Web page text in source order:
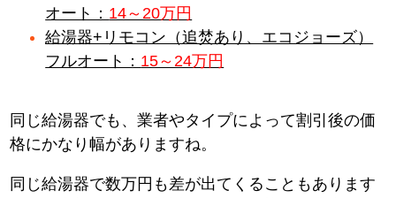
オート： 14～20万円
給湯器+リモコン（追焚あり、エコジョーズ）
フルオート： 15～24万円
同じ給湯器でも、業者やタイプによって割引後の価
格にかなり幅がありますね。
同じ給湯器で数万円も差が出てくることもあります